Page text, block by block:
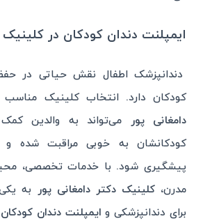
ایمپلنت دندان کودکان در کلینیک
دندانپزشک اطفال نقش حیاتی در
کودکان دارد. انتخاب کلینیک مناسب
دامغانی ‌پور
می‌تواند به والدین
کودکانشان به خوبی مراقبت شده و
پیشگیری شود. با خدمات تخصصی،
مدرن،کلینیک دکتر دامغانی ‌پور
به
برای دندانپزشکی و ایمپلنت دندان کودکان